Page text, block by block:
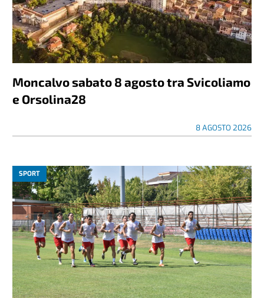
Moncalvo sabato 8 agosto tra Svicoliamo
e Orsolina28
8 AGOSTO 2026
SPORT